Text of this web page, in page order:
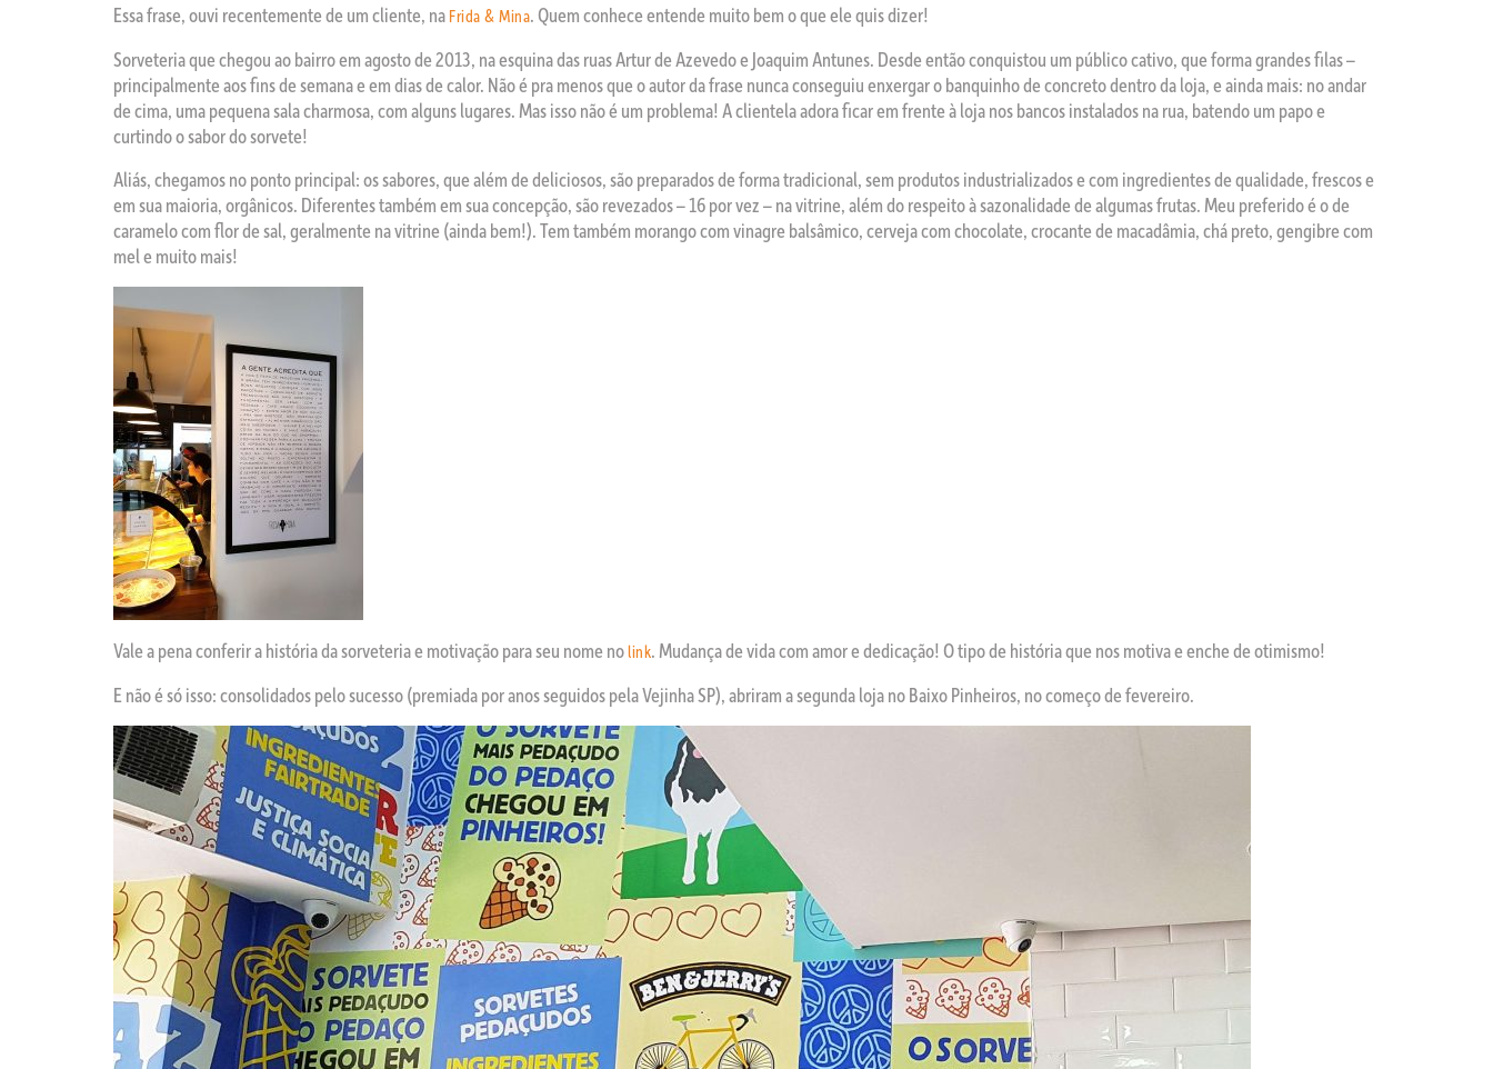
Essa frase, ouvi recentemente de um cliente, na Frida & Mina. Quem conhece entende muito bem o que ele quis dizer!
Sorveteria que chegou ao bairro em agosto de 2013, na esquina das ruas Artur de Azevedo e Joaquim Antunes. Desde então conquistou um público cativo, que forma grandes filas –
principalmente aos fins de semana e em dias de calor. Não é pra menos que o autor da frase nunca conseguiu enxergar o banquinho de concreto dentro da loja, e ainda mais: no andar
de cima, uma pequena sala charmosa, com alguns lugares. Mas isso não é um problema! A clientela adora ficar em frente à loja nos bancos instalados na rua, batendo um papo e
curtindo o sabor do sorvete!
Aliás, chegamos no ponto principal: os sabores, que além de deliciosos, são preparados de forma tradicional, sem produtos industrializados e com ingredientes de qualidade, frescos e
em sua maioria, orgânicos. Diferentes também em sua concepção, são revezados – 16 por vez – na vitrine, além do respeito à sazonalidade de algumas frutas. Meu preferido é o de
caramelo com flor de sal, geralmente na vitrine (ainda bem!). Tem também morango com vinagre balsâmico, cerveja com chocolate, crocante de macadâmia, chá preto, gengibre com
mel e muito mais!
Vale a pena conferir a história da sorveteria e motivação para seu nome nolink. Mudança de vida com amor e dedicação! O tipo de história que nos motiva e enche de otimismo!
E não é só isso: consolidados pelo sucesso (premiada por anos seguidos pela Vejinha SP), abriram a segunda loja no Baixo Pinheiros, no começo de fevereiro.